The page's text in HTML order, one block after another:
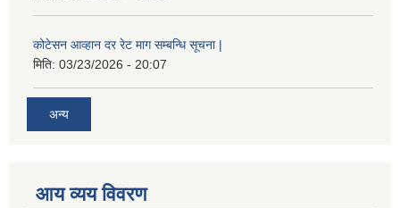
कोटेसन आव्हान दर रेट माग सम्बन्धि सूचना |
मिति: 03/23/2026 - 20:07
अन्य
आय व्यय विवरण